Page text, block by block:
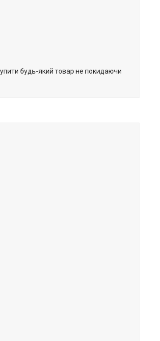
будь-який товар не покидаючи